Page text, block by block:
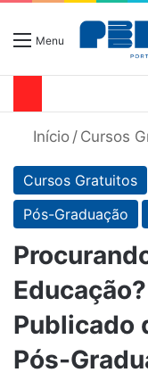
Menu
Início / Cursos
Cursos Gratuitos
Pós-Graduação
Publicado
Pós-